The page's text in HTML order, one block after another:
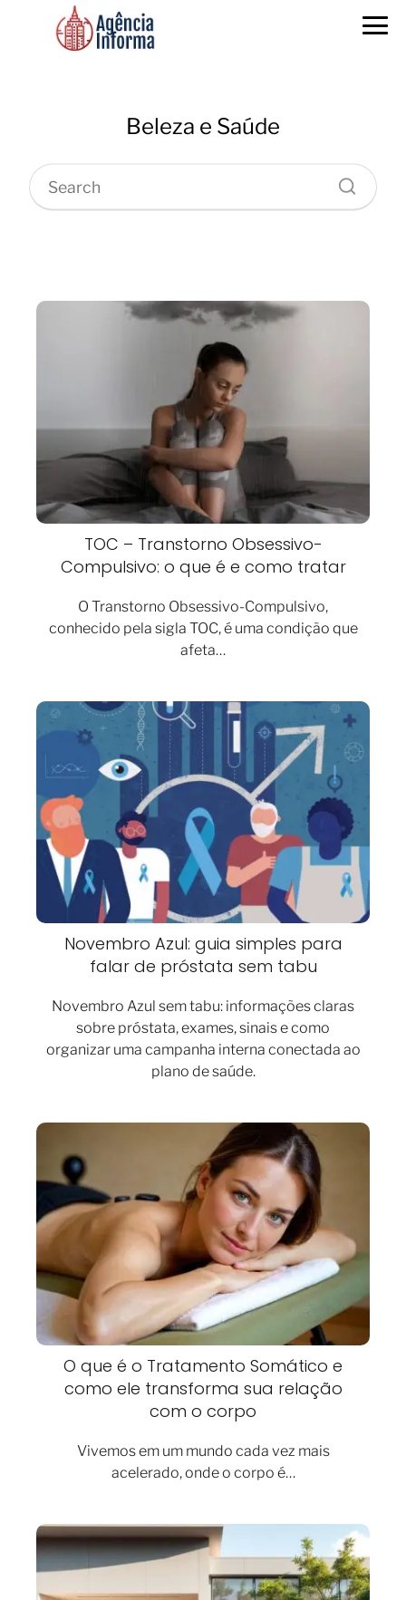
Beleza e Saúde
TOC – Transtorno Obsessivo-
Compulsivo: o que é e como tratar
O Transtorno Obsessivo-Compulsivo,
conhecido pela sigla TOC, é uma condição que
afeta…
Novembro Azul: guia simples para
falar de próstata sem tabu
Novembro Azul sem tabu: informações claras
sobre próstata, exames, sinais e como
organizar uma campanha interna conectada ao
plano de saúde.
O que é o Tratamento Somático e
como ele transforma sua relação
com o corpo
Vivemos em um mundo cada vez mais
acelerado, onde o corpo é…